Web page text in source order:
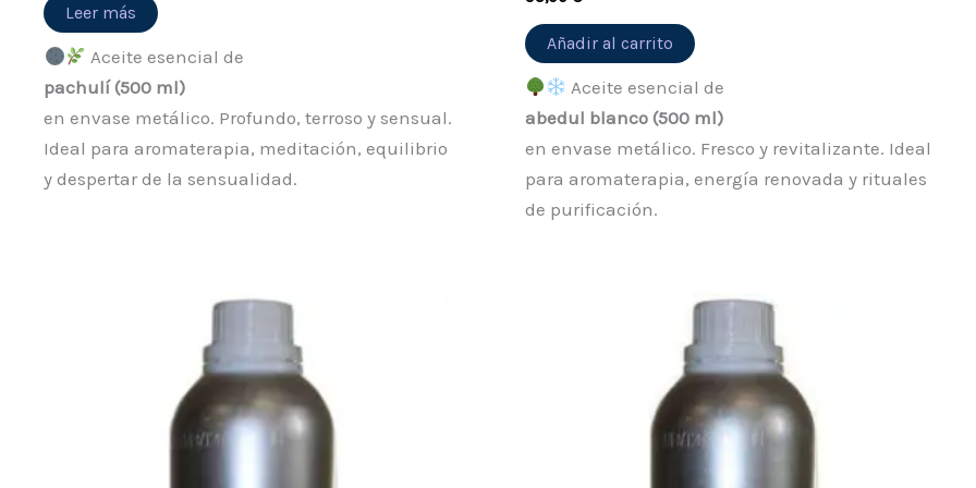
Leer más
Aceite esencial de
pachulí (500 ml)
en envase metálico. Profundo, terroso y sensual.
Ideal para aromaterapia, meditación, equilibrio
y despertar de la sensualidad.
Añadir al carrito
Aceite esencial de
abedul blanco (500 ml)
en envase metálico. Fresco y revitalizante. Ideal
para aromaterapia, energía renovada y rituales
de purificación.